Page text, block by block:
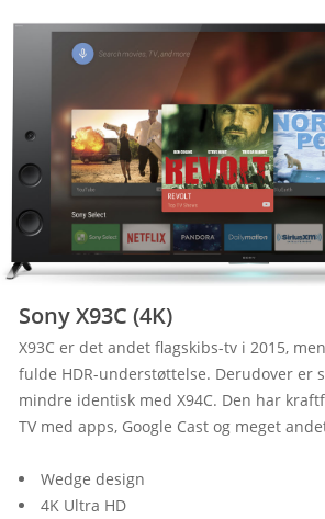
Sony X93C (4K)
X93C er det andet flagskibs-tv i 2015,
fulde HDR-understøttelse. Derudover er
mindre identisk med X94C. Den har
TV med apps, Google Cast og meget
Wedge design
4K Ultra HD